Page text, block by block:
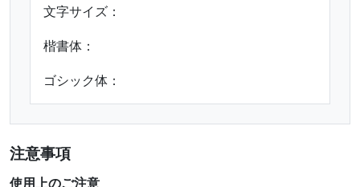
文字サイズ：
楷書体：
ゴシック体：
注意事項
使用上のご注意